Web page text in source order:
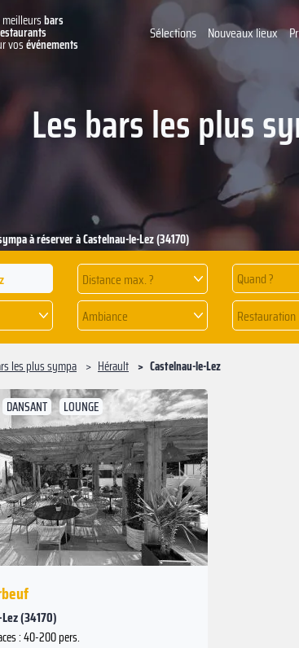
meilleursbars
vosévénements
Sélections Nouveaux lieux
Les bars les plus
Distance max. ? Quand ?
Ambiance Restauration
à réserver à Castelnau-le-Lez (34170)
les plus sympa Hérault Castelnau-le-Lez
DANSANT LOUNGE
Suivant
(34170)
: 40-200 pers.